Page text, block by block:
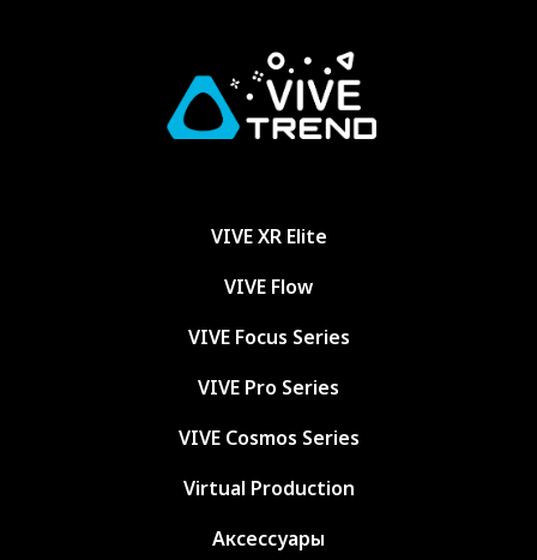
VIVE XR Elite
VIVE Flow
VIVE Focus Series
VIVE Pro Series
VIVE Cosmos Series
Virtual Production
Аксессуары